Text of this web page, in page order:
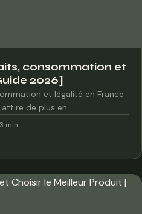
consommation et
2026]
et légalité en France
attire de plus en…
3 min